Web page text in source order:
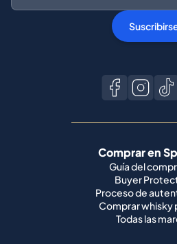
Comprar en
Guía del
Buyer
Proceso de
Comprar whisky
Todas las